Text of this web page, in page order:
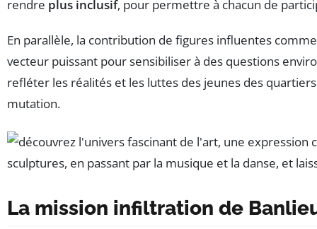
rendre plus inclusif, pour permettre à chacun de
En parallèle, la contribution de figures influentes
vecteur puissant pour sensibiliser à des questions
refléter les réalités et les luttes des jeunes des
mutation.
La mission infiltration de